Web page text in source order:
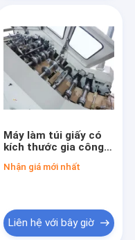
Máy làm túi giấy có
kích thước gia công
mm với tổng công
Nhận giá mới nhất
Liên hệ với bây giờ